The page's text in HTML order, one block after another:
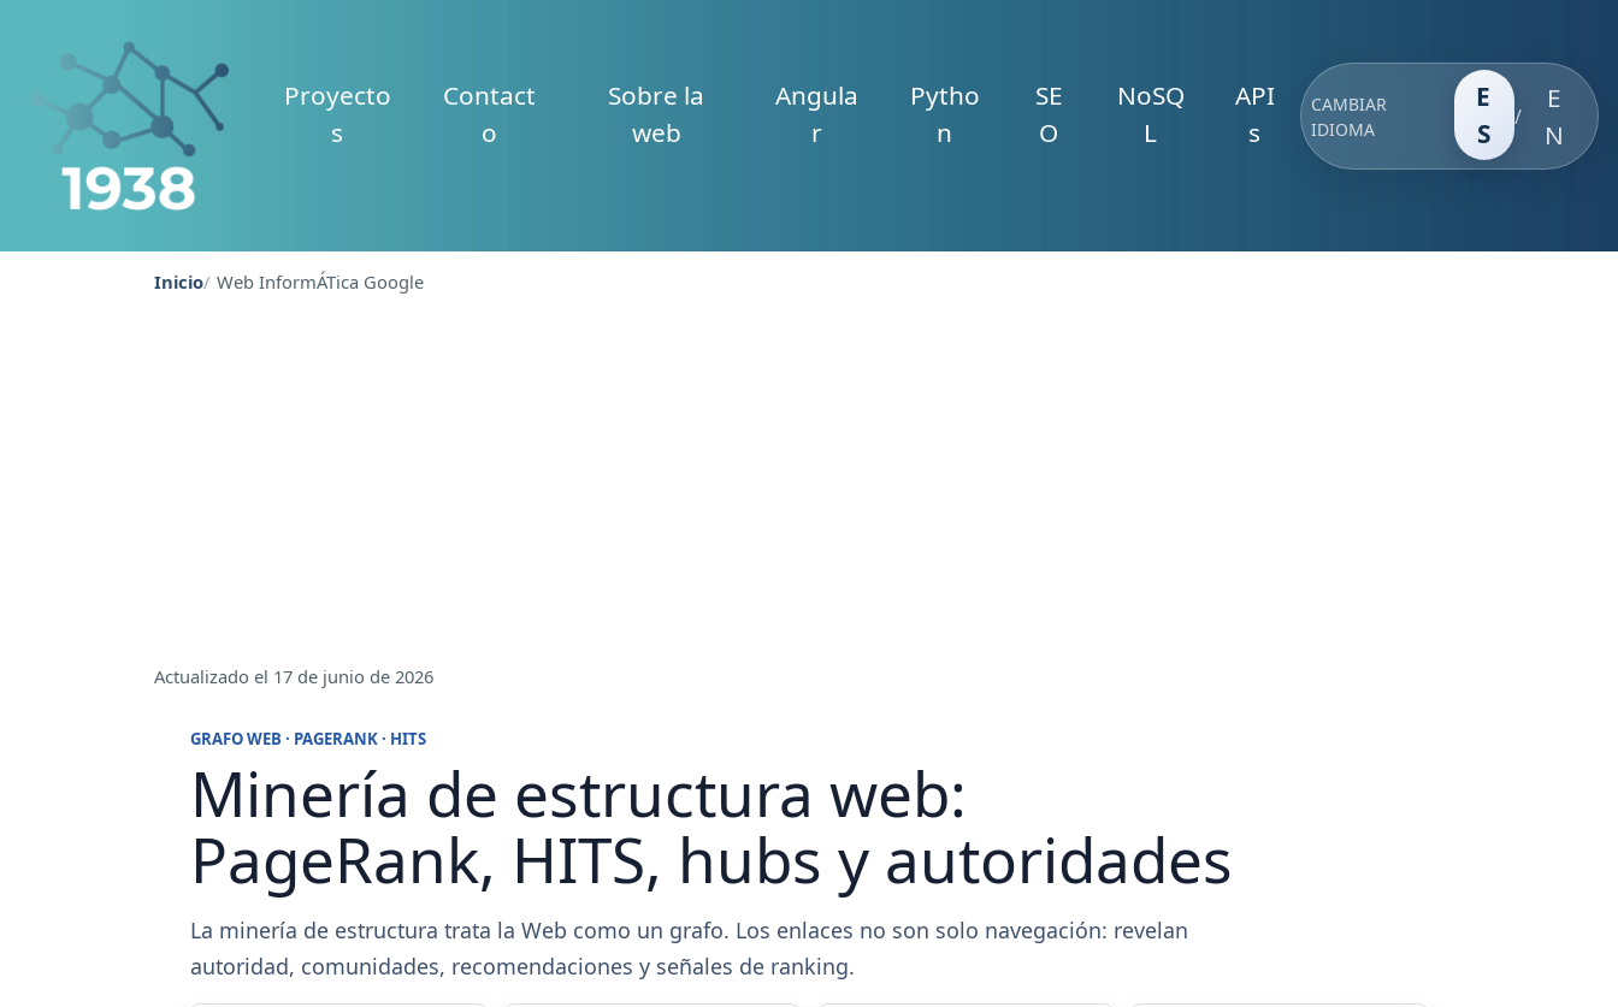
Proyecto
s
Contact
o
Sobre la
web
Angula
r
Pytho
n
SE
O
NoSQ
L
API
s
CAMBIAR
IDIOMA
E
S
/
E
N
Inicio Web InformÁTica Google
Actualizado el 17 de junio de 2026
GRAFO WEB · PAGERANK · HITS
Minería de estructura web:
PageRank, HITS, hubs y autoridades
La minería de estructura trata la Web como un grafo. Los enlaces no son solo navegación: revelan
autoridad, comunidades, recomendaciones y señales de ranking.